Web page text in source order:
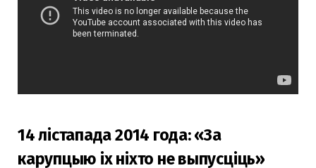
14 лістапада 2014 года: «За
карупцыю іх ніхто не выпусціць»